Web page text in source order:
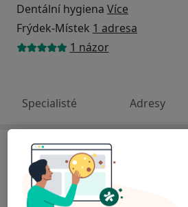
Dentální hygiena Více
Frýdek-Místek 1 adresa
1 názor
Specialisté Adresy
Specialisté
Dentální hygienistka, hygienista